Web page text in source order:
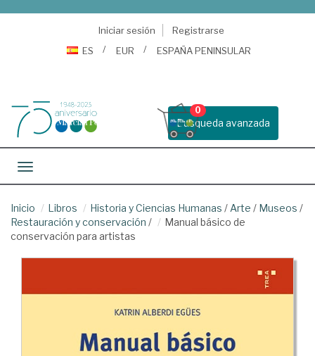
Iniciar sesión
Registrarse
ES
EUR ESPAÑA PENINSULAR
Busqueda avanzada
0
Toggle navigation
Inicio Libros Historia y Ciencias Humanas / Arte / Museos /
Restauración y conservación /
Manual básico de
conservación para artistas